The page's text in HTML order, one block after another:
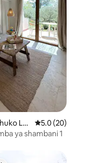
tathmini 260
Lor
Ukadiriaji wa
5.0 (20)
ya shambani 1